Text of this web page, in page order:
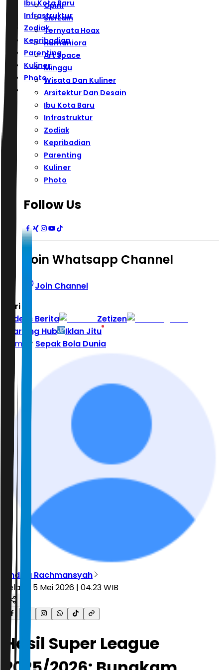
Ibu Kota Baru
Infrastruktur
Zodiak
Kepribadian
Parenting
Kuliner
Photo
Opini
Sisi Lain
Ternyata Hoax
Humaniora
Art Space
Minggu
Wisata Dan Kuliner
Arsitektur Dan Desain
Ibu Kota Baru
Infrastruktur
Zodiak
Kepribadian
Parenting
Kuliner
Photo
Follow Us
Join Whatsapp Channel
Join Channel
Hari ini
Indeks Berita
Zetizen
Learning Hub
Iklan Jitu
Home
Sepak Bola Dunia
Andika Rachmansyah
Selasa, 5 Mei 2026 | 04.23 WIB
Hasil Super League